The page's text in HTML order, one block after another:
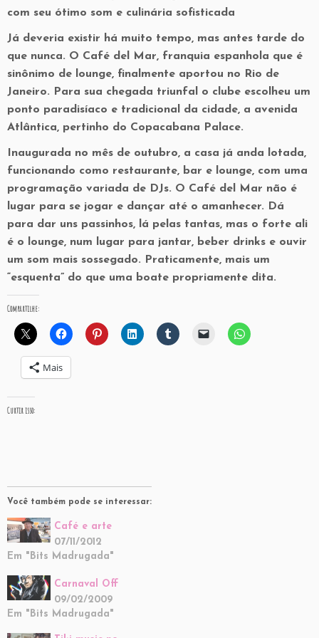
com seu ótimo som e culinária sofisticada
Já deveria existir há muito tempo, mas antes tarde do
que nunca. O Café del Mar, franquia espanhola que é
sinônimo de lounge, finalmente aportou no Rio de
Janeiro. Para sua chegada triunfal o clube escolheu um
ponto paradisíaco e tradicional da cidade, a avenida
Atlântica, pertinho do Copacabana Palace.
Inaugurada no mês de outubro, a casa já anda lotada,
funcionando como restaurante, bar e lounge, com uma
programação variada de DJs. O Café del Mar não é
lugar para se jogar e dançar até o amanhecer. Dá
para dar uns passinhos, lá pelas tantas, mas o forte ali
é o lounge, num lugar para jantar, beber drinks e ouvir
um som mais sossegado. Praticamente, mais um
“esquenta” do que uma boate propriamente dita.
Compartilhe:
Mais
Curtir isso:
Você também pode se interessar:
Café e arte
07/11/2012
Em "Bits Madrugada"
Carnaval Off
09/02/2009
Em "Bits Madrugada"